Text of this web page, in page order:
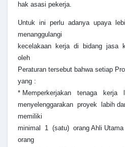
hak asasi pekerja.
Untuk ini perlu adanya upaya
menanggulangi
kecelakaan kerja di bidang jasa
oleh
Peraturan tersebut bahwa setiap
yang :
* Memperkerjakan tenaga
menyelenggarakan proyek labih
memiliki
minimal 1 (satu) orang Ahli Utama
orang